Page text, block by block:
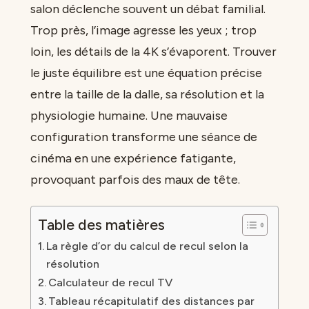
salon déclenche souvent un débat familial.
Trop près, l’image agresse les yeux ; trop
loin, les détails de la 4K s’évaporent. Trouver
le juste équilibre est une équation précise
entre la taille de la dalle, sa résolution et la
physiologie humaine. Une mauvaise
configuration transforme une séance de
cinéma en une expérience fatigante,
provoquant parfois des maux de tête.
Table des matières
La règle d’or du calcul de recul selon la
résolution
Calculateur de recul TV
Tableau récapitulatif des distances par